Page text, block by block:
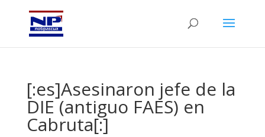
[:es]Asesinaron jefe de la
DIE (antiguo FAES) en
Cabruta[:]